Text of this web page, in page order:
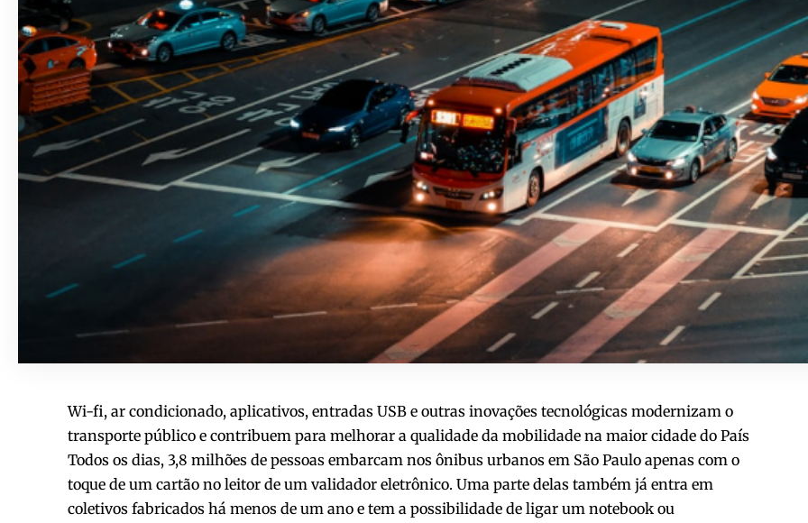
Wi-fi, ar condicionado, aplicativos, entradas USB e outras inovações tecnológicas modernizam o
transporte público e contribuem para melhorar a qualidade da mobilidade na maior cidade do País
Todos os dias, 3,8 milhões de pessoas embarcam nos ônibus urbanos em São Paulo apenas com o
toque de um cartão no leitor de um validador eletrônico. Uma parte delas também já entra em
coletivos fabricados há menos de um ano e tem a possibilidade de ligar um notebook ou